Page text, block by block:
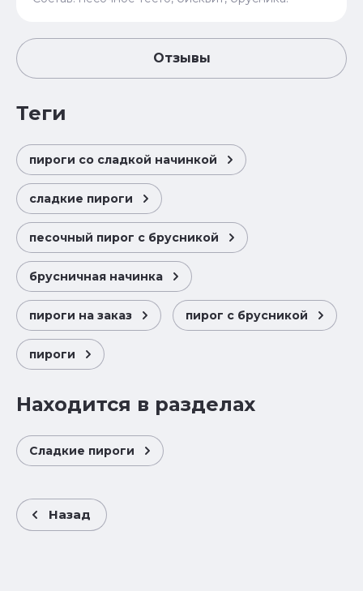
Отзывы
теги
пироги со сладкой начинкой
сладкие пироги
песочный пирог с брусникой
брусничная начинка
пироги на заказ пирог с брусникой
пироги
Находится в разделах
Сладкие пироги
Назад